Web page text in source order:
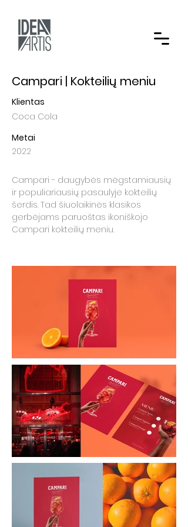
Campari | Kokteilių meniu
Klientas
Coca Cola
Metai
2022
Campari - daugybės mėgstamiausių
ir populiariausių pasaulyje kokteilių
šerdis. Tad šiuolaikinės klasikos
gerbėjams paruoštas ikoniškojo
Campari kokteilių meniu.